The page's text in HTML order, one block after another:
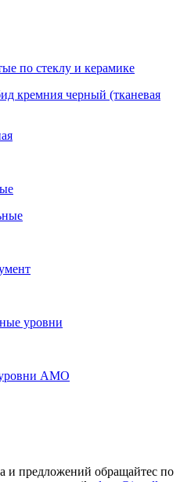
по стеклу и керамике
кремния черный (тканевая
уровни
AMO
и предложений обращайтес по